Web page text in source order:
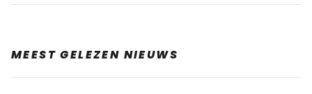
MEEST GELEZEN NIEUWS